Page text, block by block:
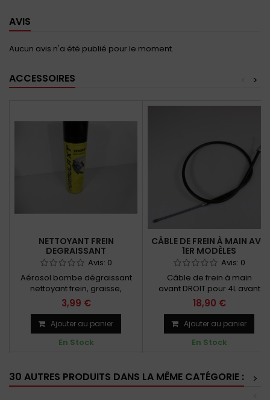
AVIS
Aucun avis n'a été publié pour le moment.
ACCESSOIRES >
NETTOYANT FREIN
DEGRAISSANT
Avis: 0
Aérosol bombe dégraissant
nettoyant frein, graisse,
goudron et colle fraîche
3,99 €
Ajouter au panier
En Stock
CÂBLE DE FREIN À MAIN AVD
1ER MODÈLES
Avis: 0
Câble de frein à main
avant DROIT pour 4L avant
06/1966
18,90 €
Ajouter au panier
En Stock
30 AUTRES PRODUITS DANS LA MÊME CATÉGORIE :
>